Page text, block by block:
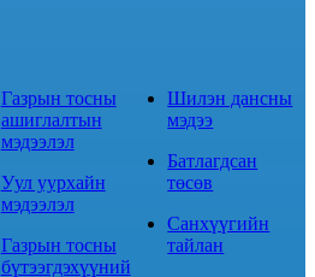
Газрын тосны
ашиглалтын
мэдээлэл
Уул уурхайн
мэдээлэл
Газрын тосны
бүтээгдэхүүний
Шилэн дансны
мэдээ
Батлагдсан
төсөв
Санхүүгийн
тайлан